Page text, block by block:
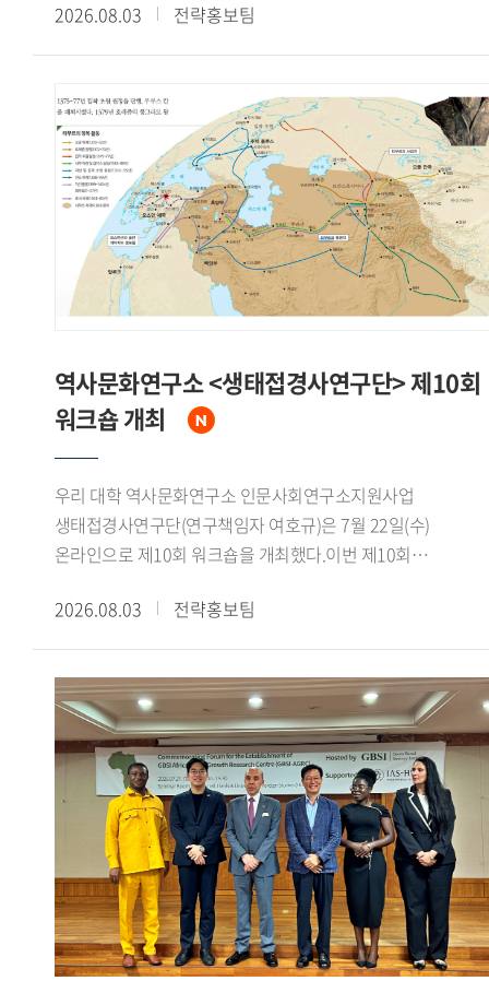
계기가 되었다고 주장했다.신 원장은 한국이 한반도 평화
안정을 위한 중국의 협조, 거대한 잠재시장으로서의 중국 경제,
그리고 국제무대에서의 위상 제고라는 세 가지 측면에서
수교의 필요성을 인식하고 있었음을 강조하면서, 중국 역시
덩샤오핑의 언급을 인용하며 한국과의 경제협력 확대와 대만에
대한 외교적 고립 효과를 함께 기대하고 있었다고 분석했다.
수교 협상에 앞서 한국 정부는 중국과 수교한 다른 나라들의
선례를 분석하고 중국 인사들의 발언을 정리하는 등 치밀한
사전 준비를 거쳤다고 밝혔다. 1992년 8월 24일 베이징 조어대
국빈관에서 이상옥 외무장관과 첸치천 외교부장이
수교공동성명과 양해각서에 서명함으로써 한중수교가 공식
북방정책의 핵심 성과였다고 평가하면서, 중국이 북한 일변도
정책에서 벗어나 한반도의 평화적 통일을 명시적으로 지지하는
계기가 되었고, 수교 이후 양국간 경제교류와 국민간 교류가
비약적으로 확대되었다고 밝혔다. 아울러 협상이 대체로
중국이 원하는 시간표에 따라 진행된 것은 사실이나 이것이
한국에 불리하게 작용하지는 않았으며, 오히려 대만과의
단교를 다음 정부로 미뤘다면 수교 자체가 장기간 지연되었을
지적에 대해서는, 수교 발표 이전에 사전 통보 절차를 거쳤음을
과제를, 경제 분야에서는 최근의 대중 무역역조와 국민감정
악화라는 새로운 도전에 직면해 있다고 진단했다. 그는 앞으로
한중관계가 '화이부동(和而不同)'의 자세로 할 말은 하되
협력할 부분은 협력하는 방향으로 나아가야 하며, 한미동맹을
중시하는 동시에 중국과의 관계도 소홀히 해서는 안 된다고
강조하며 강연을 마쳤다.국제지역연구센터
HK+국가전략사업단은 '초국적 협력과 소통의 모색: 통일 환경
조성을 위한 북방 문화 접점 확인과 문화 허브의 구축'을
아젠다로 다양한 연구를 수행하고 있다. 사업단은 북방지역을
둘러싼 국제정세와 문화 외교 안보를 아우르는 학제적 연구를
Societies"라는 주제로 열린 이번 학술대회는 동아시아의
무슬림 이주 문제를 연구하는 한국과 일본 학자들의 학술
교류를 위해 마련됐다.7월 18일 학술대회 제1세션에서는
김정아 전임연구원이 'The Reception and Transformation of
Arabic Literature in Korea: A Study of 'The Jackal and the
Sea' in Oh Soo-yeon's The Golden Roof in Relation to
Kalīla wa Dimna'라는 제목의 발표를 통해 아랍 고전
『칼릴라와 딤나』가 오수연의 『황금지붕』 중 「재칼과
바다의 장」에서 수용 재구성되는 양상을 분석하고, 아랍
고전문학과 한국 현대문학이 교차하며 새로운 의미를 형성하는
'제3의 공간'을 제시했다.Ishinomaki Senshu University의
Migrant Workers and the Politicization of Burial Grounds: A
Case Study of Miyagi Prefecture, Japan'이라는 제목의
발표에서 미야기(Miyagi)현 이시노마키시의 인도네시아
무슬림 이주노동자 수용 배경과 2024~2025년 무슬림 매장
묘지 논란이 온라인 정치 담론으로 확산되며 지역사회의
이주민 수용에 미친 영향을 분석했다.이경수 전임연구원은
'Anti-Islamic Sentiment in Arabic Media Representations of
Mosque Conflict'라는 제목의 발표를 통해 제주 예멘 난민
프레임이 달라지는 양상을 설명했다.제2세션에서는 Aichi
Gakuin University의 타카오 켄이치로(Takao Kenichiro)
교수가 'Global and Local Aspects of Islamophobia:
Comparison among the West, South Korea and
Japan'이라는 제목의 발표에서 테러나 치안 문제와 직접
연결되지 않은 채 형성되는 '테러 없는 이슬람혐오
(Islamophobia)' 현상에 대해 일본과 한국의 사례를 비교했다.
김은지 책임연구원은 'Representing Second-Generation
Arab Immigrants and Conditional Citizenship: A Study of
Multicultural Discourse in Korean Television Programs'라는
2026.08.03 전략홍보팀
역사문화연구소 <생태접경사연구단> 제10회
워크숍 개최
우리 대학 역사문화연구소 인문사회연구소지원사업
생태접경사연구단(연구책임자 여호규)은 7월 22일(수)
온라인으로 제10회 워크숍을 개최했다.이번 제10회
박사과정)을 초청하여, 서아시아 생태 접경지역과 티무르의
최하늘 선생이 번역한 피터 잭슨의 『칭기스 칸에서
티무르까지: 몽골 제국의 위기와 부흥』을 바탕으로,
서아시아의 생태환경과 교역망이 티무르 제국의 형성에 어떠한
토대를 제공했는지를 살펴보는 방식으로 진행됐다.강연에서는
먼저 농경과 유목이 병존하는 목농복합구역 의 역사적
중요성을 살펴보고, 아무다리야강 유역의 트란스옥시아나와
호라산에서 차가타이 울루스의 유목 엘리트와 정주민 사회가
밀접하게 연결되어 있었음을 설명했다. 이어 14세기 중반
차아다이 울루스의 분열 이후 티무르가 차가타이계 정치
질서와 칭기스 왕조의 권위를 활용해 세력을 확대하고, 훌레구
울루스의 옛 영역까지 포괄하는 대차가타이 울루스 를
2026.08.03 전략홍보팀